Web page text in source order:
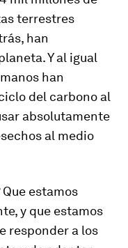
terrestres
han
Y al igual
han
del carbono al
absolutamente
al medio
estamos
y que estamos
responder a los